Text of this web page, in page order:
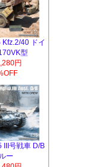
40 ドイ
型
円
号戦車 D/B
ー